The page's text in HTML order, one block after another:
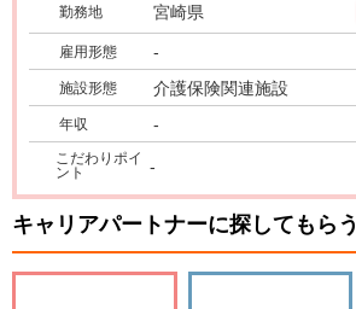
勤務地 宮崎県
雇用形態 -
施設形態 介護保険関連施設
年収 -
こだわりポイ
ント
-
キャリアパートナーに探してもらう